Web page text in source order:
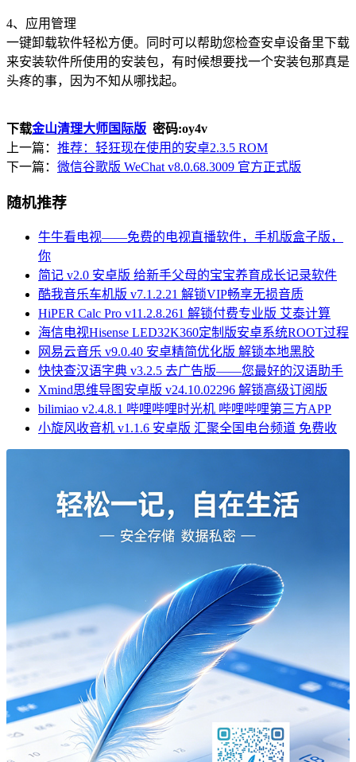
4、应用管理
一键卸载软件轻松方便。同时可以帮助您检查安卓设备里下载
来安装软件所使用的安装包，有时候想要找一个安装包那真是
头疼的事，因为不知从哪找起。
下载金山清理大师国际版 密码:oy4v
上一篇： 推荐：轻狂现在使用的安卓2.3.5 ROM
下一篇： 微信谷歌版 WeChat v8.0.68.3009 官方正式版
随机推荐
牛牛看电视——免费的电视直播软件，手机版盒子版，
你
简记 v2.0 安卓版 给新手父母的宝宝养育成长记录软件
酷我音乐车机版 v7.1.2.21 解锁VIP畅享无损音质
HiPER Calc Pro v11.2.8.261 解锁付费专业版 艾泰计算
海信电视Hisense LED32K360定制版安卓系统ROOT过程
网易云音乐 v9.0.40 安卓精简优化版 解锁本地黑胶
快快查汉语字典 v3.2.5 去广告版——您最好的汉语助手
Xmind思维导图安卓版 v24.10.02296 解锁高级订阅版
bilimiao v2.4.8.1 哔哩哔哩时光机 哔哩哔哩第三方APP
小旋风收音机 v1.1.6 安卓版 汇聚全国电台频道 免费收